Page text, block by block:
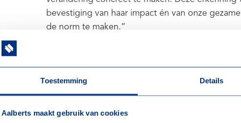
Toestemming Details
Aalberts maakt gebruik van cookies
bevestiging van haar impact én van onze
de norm te maken.”
een circulaire bouweconomie kunnen we niet
Als partner van Cirkelstad: